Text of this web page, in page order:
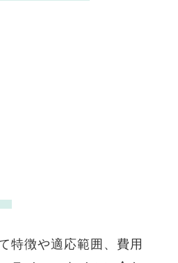
特徴や適応範囲、費用